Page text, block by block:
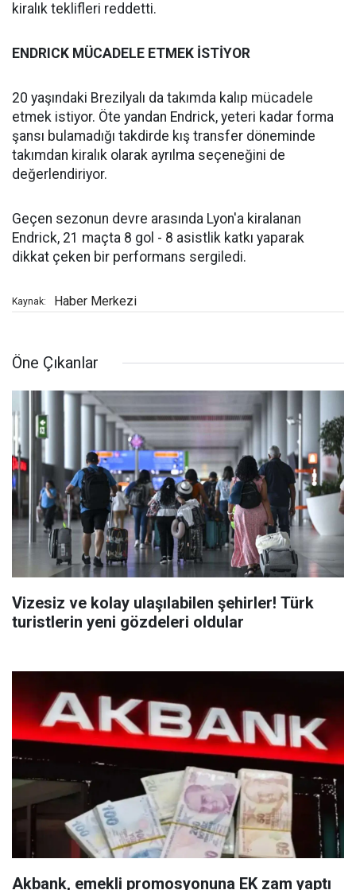
kiralık teklifleri reddetti.
ENDRICK MÜCADELE ETMEK İSTİYOR
20 yaşındaki Brezilyalı da takımda kalıp mücadele
etmek istiyor. Öte yandan Endrick, yeteri kadar forma
şansı bulamadığı takdirde kış transfer döneminde
takımdan kiralık olarak ayrılma seçeneğini de
değerlendiriyor.
Geçen sezonun devre arasında Lyon'a kiralanan
Endrick, 21 maçta 8 gol - 8 asistlik katkı yaparak
dikkat çeken bir performans sergiledi.
Kaynak: Haber Merkezi
Öne Çıkanlar
Vizesiz ve kolay ulaşılabilen şehirler! Türk
turistlerin yeni gözdeleri oldular
Akbank, emekli promosyonuna EK zam yaptı